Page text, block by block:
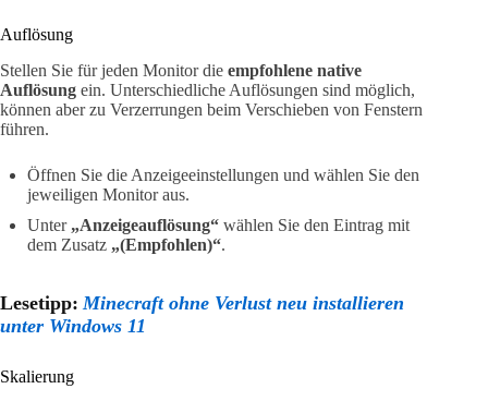
Auflösung
Stellen Sie für jeden Monitor die empfohlene native
Auflösung ein. Unterschiedliche Auflösungen sind möglich,
können aber zu Verzerrungen beim Verschieben von Fenstern
führen.
Öffnen Sie die Anzeigeeinstellungen und wählen Sie den
jeweiligen Monitor aus.
Unter „Anzeigeauflösung“ wählen Sie den Eintrag mit
dem Zusatz „(Empfohlen)“.
Lesetipp: Minecraft ohne Verlust neu installieren
unter Windows 11
Skalierung